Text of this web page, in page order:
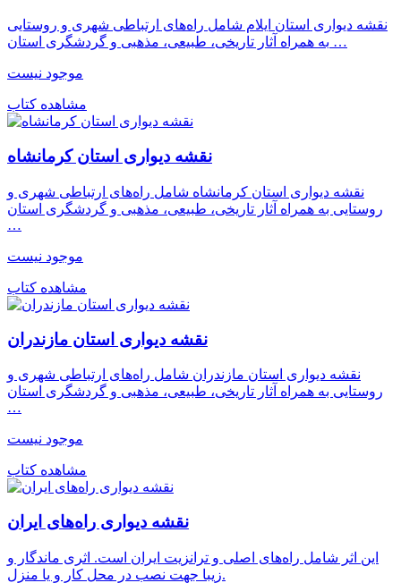
نقشه دیواری استان ایلام شامل راه‌های ارتباطی شهری و روستایی
به همراه آثار تاریخی، طبیعی، مذهبی و گردشگری استان …
موجود نیست
مشاهده کتاب
نقشه دیواری استان کرمانشاه
نقشه دیواری استان کرمانشاه شامل راه‌های ارتباطی شهری و
روستایی به همراه آثار تاریخی، طبیعی، مذهبی و گردشگری استان
…
موجود نیست
مشاهده کتاب
نقشه دیواری استان مازندران
نقشه دیواری استان مازندران شامل راه‌های ارتباطی شهری و
روستایی به همراه آثار تاریخی، طبیعی، مذهبی و گردشگری استان
…
موجود نیست
مشاهده کتاب
نقشه دیواری راه‌های ایران
این اثر شامل راه‌های اصلی و ترانزیت ایران است. اثری ماندگار و
زیبا جهت نصب در محل کار و یا منزل.